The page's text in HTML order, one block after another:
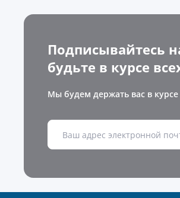
Подписывайтесь
будьте в курсе
Мы будем держать вас в